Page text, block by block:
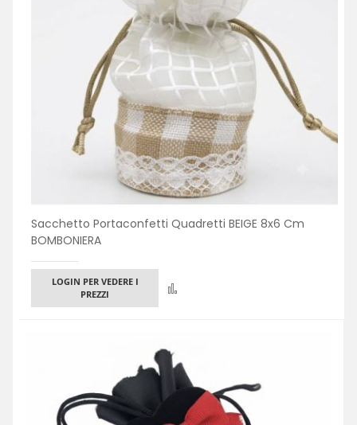
Sacchetto Portaconfetti Quadretti BEIGE 8x6 Cm
BOMBONIERA
LOGIN PER VEDERE I
PREZZI